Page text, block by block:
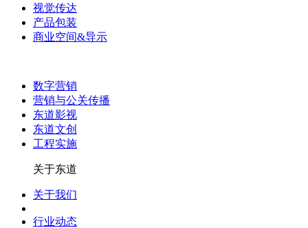
视觉传达
产品包装
商业空间&导示
数字营销
营销与公关传播
东道影视
东道文创
工程实施
关于东道
关于我们
行业动态